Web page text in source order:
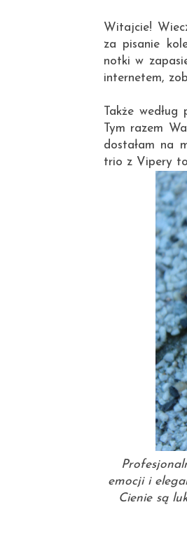
Witajcie!
za pisanie
notki w
internetem,
Także
Tym razem
dostałam na
trio z Vipery
emocji i
Cienie są